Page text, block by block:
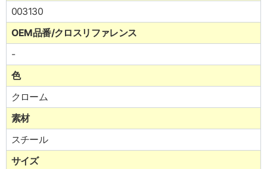
003130
OEM品番/クロスリファレンス
-
色
クローム
素材
スチール
サイズ